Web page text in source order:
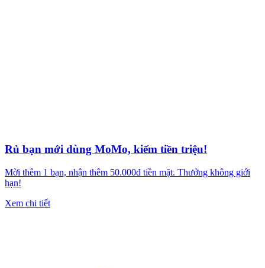
Rủ bạn mới dùng MoMo, kiếm tiền triệu!
Mời thêm 1 bạn, nhận thêm 50.000đ tiền mặt. Thưởng không giới
hạn!
Xem chi tiết